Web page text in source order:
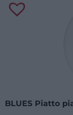
BLUES Piatto